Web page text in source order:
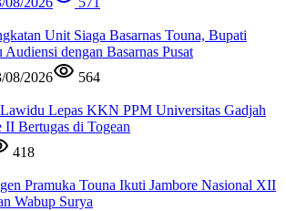
Unit Siaga Basarnas Touna, Bupati
dengan Basarnas Pusat
08/2026
564
Lepas KKN PPM Universitas Gadjah
II Bertugas di Togean
418
Pramuka Touna Ikuti Jambore Nasional XII
Wabup Surya